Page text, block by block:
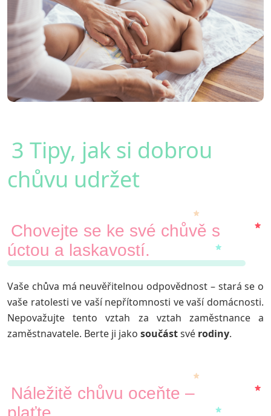
3 Tipy, jak si dobrou
chůvu udržet
Chovejte se ke své chůvě s
úctou a laskavostí.
Vaše chůva má neuvěřitelnou odpovědnost – stará se o
vaše ratolesti ve vaší nepřítomnosti ve vaší domácnosti.
Nepovažujte tento vztah za vztah zaměstnance a
zaměstnavatele. Berte ji jako součástsvé rodiny.
Náležitě chůvu oceňte –